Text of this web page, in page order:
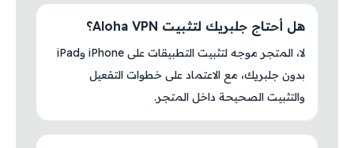
هل أحتاج جلبريك لتثبيت Aloha VPN؟
لا، المتجر موجه لتثبيت التطبيقات على iPhone وiPad
بدون جلبريك، مع الاعتماد على خطوات التفعيل
والتثبيت الصحيحة داخل المتجر.